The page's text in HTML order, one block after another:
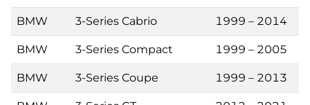
BMW 3-Series Cabrio 1999 – 2014
BMW 3-Series Compact 1999 – 2005
BMW 3-Series Coupe 1999 – 2013